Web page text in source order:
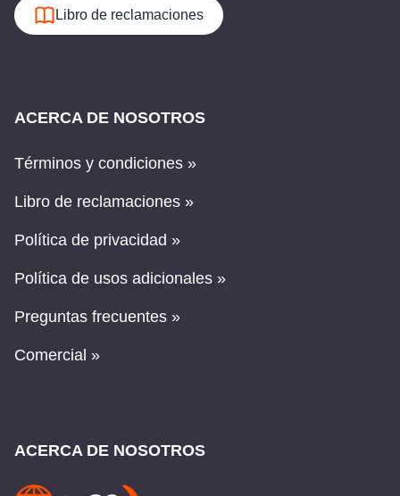
Libro de reclamaciones
ACERCA DE NOSOTROS
Términos y condiciones »
Libro de reclamaciones »
Política de privacidad »
Política de usos adicionales »
Preguntas frecuentes »
Comercial »
ACERCA DE NOSOTROS